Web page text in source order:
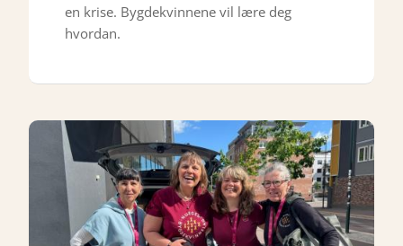
en krise. Bygdekvinnene vil lære deg
hvordan.